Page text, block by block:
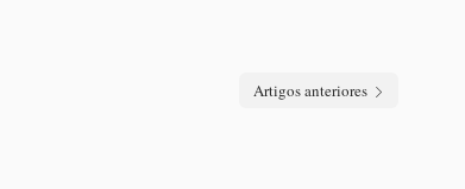
Artigos anteriores